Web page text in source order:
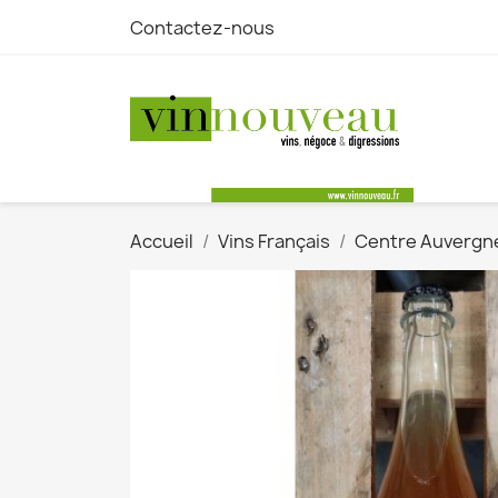
Contactez-nous
Accueil Vins Français Centre